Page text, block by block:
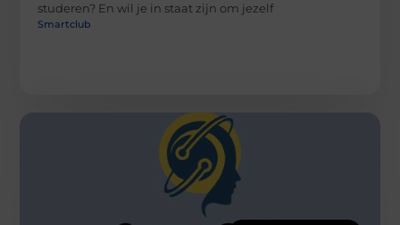
studeren? En wil je in staat zijn om jezelf
Smartclub